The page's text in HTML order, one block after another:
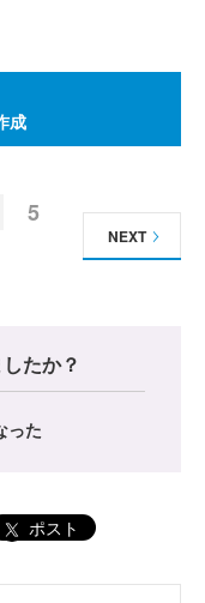
成
5
NEXT
たか？
った
ポスト